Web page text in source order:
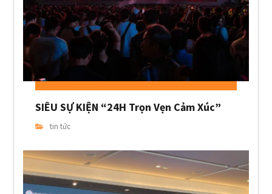
SIÊU SỰ KIỆN “24H Trọn Vẹn Cảm Xúc”
tin tức